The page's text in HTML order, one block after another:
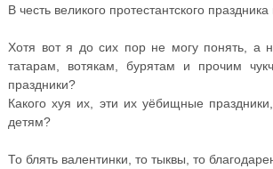
В честь великого протестантского
Хотя вот я до сих пор не могу понять, а
татарам, вотякам, бурятам и прочим
праздники?
Какого хуя их, эти их уёбищные
детям?
То блять валентинки, то тыквы, то